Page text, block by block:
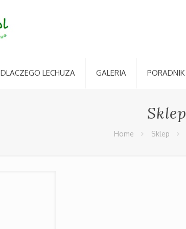
DLACZEGO LECHUZA GALERIA PORADNIK
Sklep
Home Sklep